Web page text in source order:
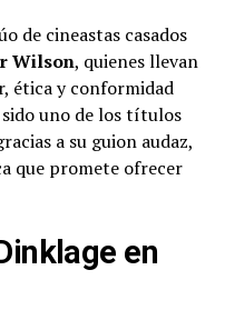
de cineastas casados
Wilson, quienes llevan
ética y conformidad
sido uno de los títulos
a su guion audaz,
que promete ofrecer
en